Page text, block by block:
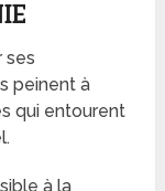
ses
peinent à
qui entourent
à la